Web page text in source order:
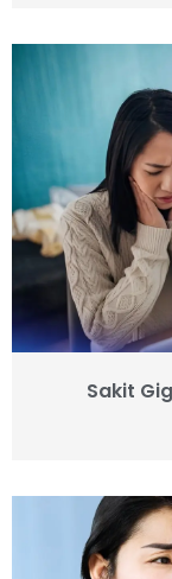
Sakit